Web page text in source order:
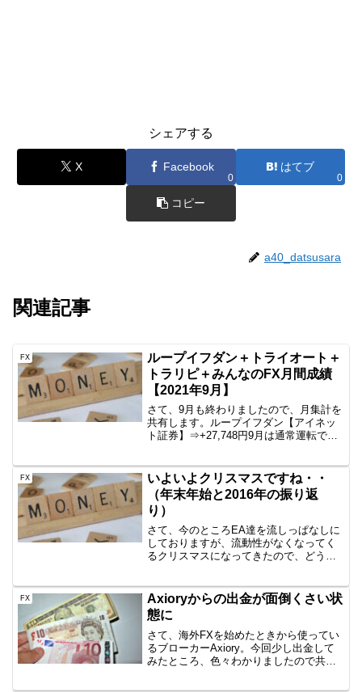
シェアする
X Facebook
0
はてブ
0
コピー
a40_datsusara
関連記事
FX
ループイフダン＋トライオート＋
トラリピ＋みんなのFX月間成績
【2021年9月】
さて、9月も終わりましたので、月集計を
共有します。ループイフダン【アイネッ
ト証券】⇒+27,748円9月は通常運転です
め、もうありません。EURJPY、
USDJPY...
FX
いよいよクリスマスですね・・
（年末年始と2016年の振り返
り）
さて、今のところEA達を流しっぱなしに
しておりますが、流動性がなくなってく
るクリスマスになってきたので、どうし
2016年の振り返りなどをしっかりして、
来年に備えるとい...
FX
Axioryからの出金が面倒くさい状
態に
さて、海外FXを始めたときから使ってい
るブローカーAxiory。今回少し出金して
みたところ、色々わかりましたので共有